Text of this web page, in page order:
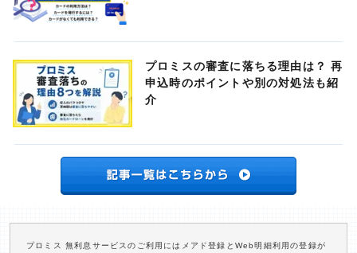
プロミスの審査に落ちる理由は？ 再
申込時のポイントや別の対処法も紹
介
プロミス 無利息サービスのご利用にはメアド登録とWeb明細利用の登録が